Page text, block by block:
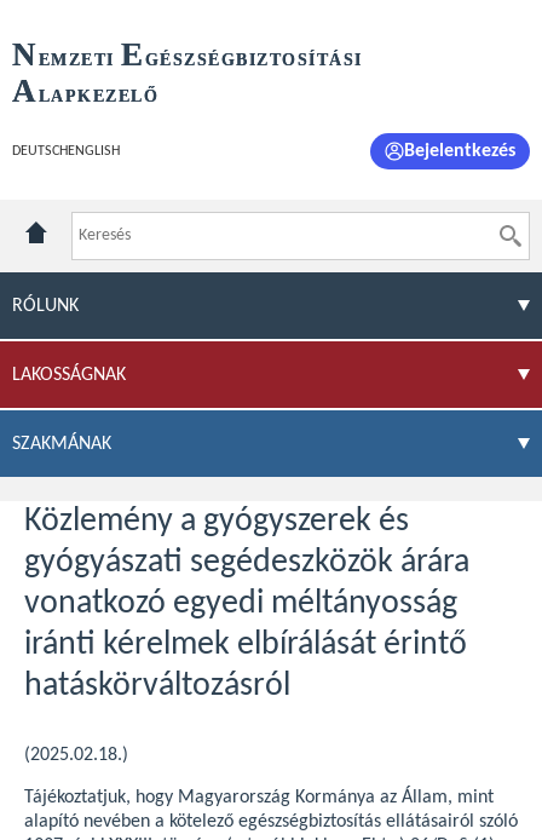
NEMZETI E GÉSZSÉGBIZTOSÍTÁSI
ALAPKEZELŐ
DEUTSCH ENGLISH Bejelentkezés
RÓLUNK
LAKOSSÁGNAK
SZAKMÁNAK
Közlemény a gyógyszerek és
gyógyászati segédeszközök árára
vonatkozó egyedi méltányosság
iránti kérelmek elbírálását érintő
hatáskörváltozásról
(2025.02.18.)
Tájékoztatjuk, hogy Magyarország Kormánya az Állam, mint
alapító nevében a kötelező egészségbiztosítás ellátásairól szóló